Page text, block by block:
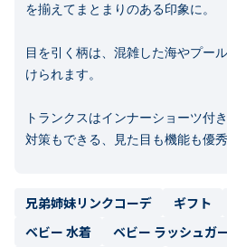
を揃えてまとまりのある印象に。
目を引く柄は、混雑した海やプー
けられます。
トランクスはインナーショーツ付
対策もできる、見た目も機能も優
兄弟姉妹リンクコーデ ギフト
ベビー 水着
ベビー ラッシュガ